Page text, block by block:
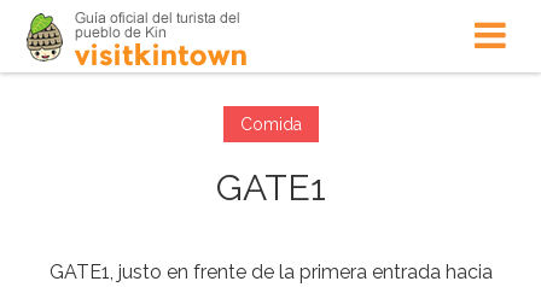
Comida
GATE1
GATE1, justo en frente de la primera entrada hacia